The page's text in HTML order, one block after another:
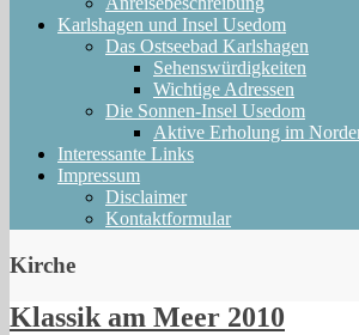
Karlshagen und Insel Usedom
Das Ostseebad Karlshagen
Sehenswürdigkeiten
Wichtige Adressen
Die Sonnen-Insel Usedom
Aktive Erholung im
Interessante Links
Impressum
Disclaimer
Kontaktformular
Kirche
Klassik am Meer 2010